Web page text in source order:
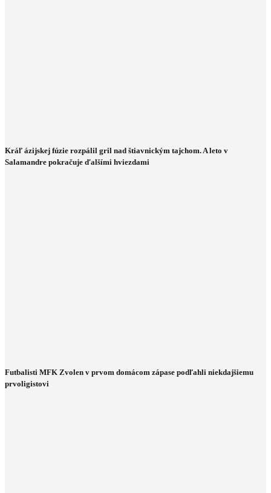
Kráľ ázijskej fúzie rozpálil gril nad štiavnickým tajchom. A leto v
Salamandre pokračuje ďalšími hviezdami
Futbalisti MFK Zvolen v prvom domácom zápase podľahli niekdajšiemu
prvoligistovi